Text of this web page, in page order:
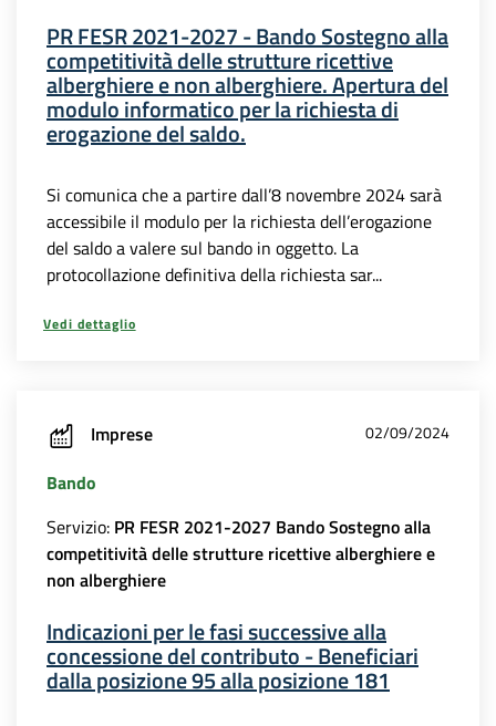
PR FESR 2021-2027 - Bando Sostegno alla
competitività delle strutture ricettive
alberghiere e non alberghiere. Apertura del
modulo informatico per la richiesta di
erogazione del saldo.
Si comunica che a partire dall’8 novembre 2024 sarà
accessibile il modulo per la richiesta dell’erogazione
del saldo a valere sul bando in oggetto. La
protocollazione definitiva della richiesta sar...
Vedi dettaglio
Imprese 02/09/2024
Bando
Servizio: PR FESR 2021-2027 Bando Sostegno alla
competitività delle strutture ricettive alberghiere e
non alberghiere
Indicazioni per le fasi successive alla
concessione del contributo - Beneficiari
dalla posizione 95 alla posizione 181